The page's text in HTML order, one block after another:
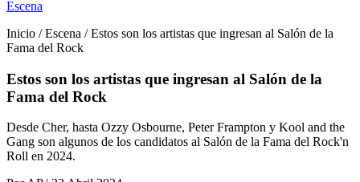
Escena
Inicio / Escena / Estos son los artistas que ingresan al Salón de la
Fama del Rock
Estos son los artistas que ingresan al Salón de la
Fama del Rock
Desde Cher, hasta Ozzy Osbourne, Peter Frampton y Kool and the
Gang son algunos de los candidatos al Salón de la Fama del Rock'n
Roll en 2024.